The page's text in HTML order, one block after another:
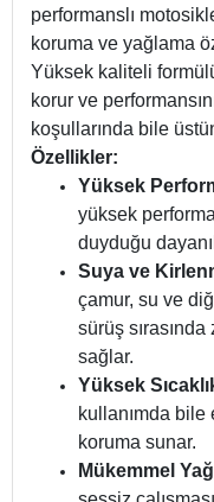
ADET),özellikle
performanslı
koruma ve yağlama
Yüksek kaliteli
korur ve
koşullarında bile
Özellikler:
Yüksek
yüksek
duyduğu
Suya ve
çamur, su ve
sürüş sırasında
sağlar.
Yüksek
kullanımda bile
koruma sunar.